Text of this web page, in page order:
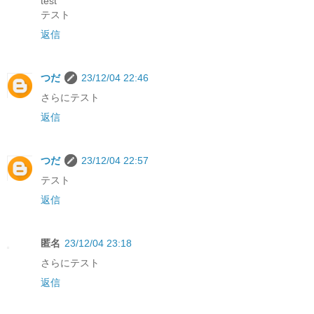
テスト
返信
つだ
23/12/04 22:46
さらにテスト
返信
つだ
23/12/04 22:57
テスト
返信
匿名 23/12/04 23:18
さらにテスト
返信